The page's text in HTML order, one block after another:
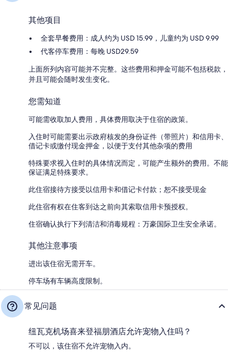
其他项目
全套早餐费用：成人约为 USD 15.99，儿童约为 USD 9.99
代客停车费用：每晚 USD29.59
上面所列内容可能并不完整。这些费用和押金可能不包括税款，
并且可能会随时发生变化。
您需知道
可能需收取加人费用，具体费用取决于住宿的政策。
入住时可能需要出示政府核发的身份证件（带照片）和信用卡、
借记卡或缴付现金押金，以便于支付其他杂项的费用
特殊要求视入住时的具体情况而定，可能产生额外的费用。不能
保证满足特殊要求。
此住宿接待方接受以信用卡和借记卡付款；恕不接受现金
此住宿有权在住客到达之前向其索取信用卡预授权。
住宿确认执行下列清洁和消毒规程：万豪国际卫生安全承诺。
其他注意事项
进出该住宿无需开车。
停车场有车辆高度限制。
常见问题
纽瓦克机场喜来登福朋酒店允许宠物入住吗？
不可以，该住宿不允许宠物入内。